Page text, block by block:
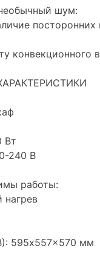
шум:
посторонних
конвекционного
Вт
240 В
работы:
595x557x570 мм